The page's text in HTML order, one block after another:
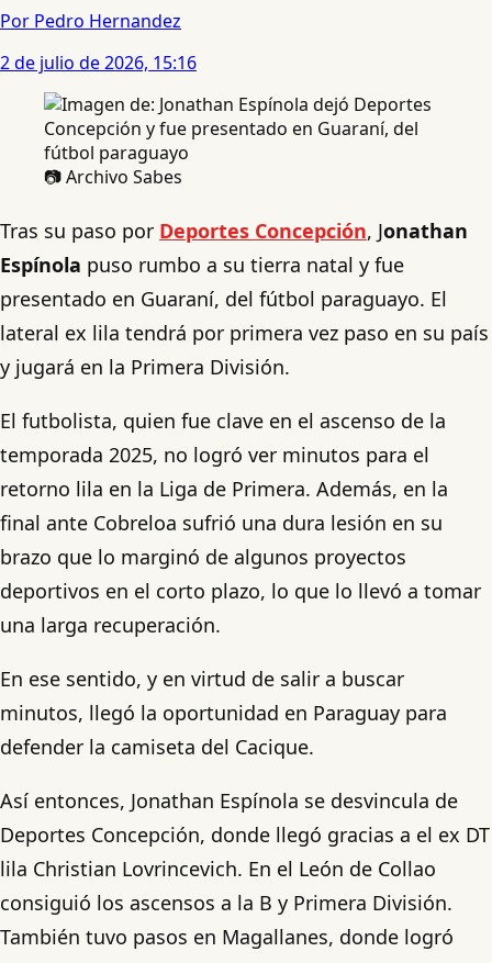
Por Pedro Hernandez
2 de julio de 2026, 15:16
📷 Archivo Sabes
Tras su paso por Deportes Concepción, Jonathan
Espínola puso rumbo a su tierra natal y fue
presentado en Guaraní, del fútbol paraguayo. El
lateral ex lila tendrá por primera vez paso en su país
y jugará en la Primera División.
El futbolista, quien fue clave en el ascenso de la
temporada 2025, no logró ver minutos para el
retorno lila en la Liga de Primera. Además, en la
final ante Cobreloa sufrió una dura lesión en su
brazo que lo marginó de algunos proyectos
deportivos en el corto plazo, lo que lo llevó a tomar
una larga recuperación.
En ese sentido, y en virtud de salir a buscar
minutos, llegó la oportunidad en Paraguay para
defender la camiseta del Cacique.
Así entonces, Jonathan Espínola se desvincula de
Deportes Concepción, donde llegó gracias a el ex DT
lila Christian Lovrincevich. En el León de Collao
consiguió los ascensos a la B y Primera División.
También tuvo pasos en Magallanes, donde logró